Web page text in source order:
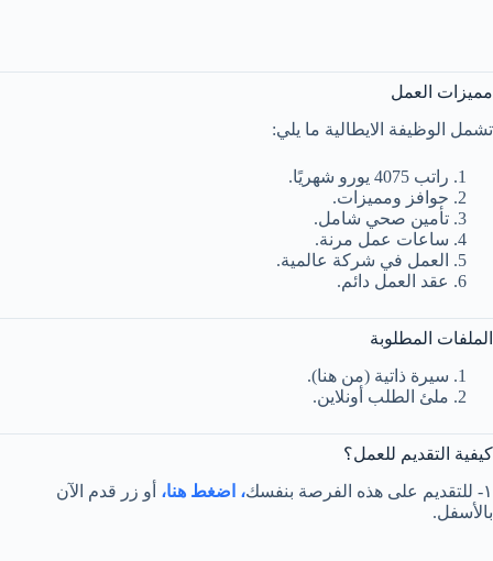
مميزات العمل
تشمل الوظيفة الايطالية ما يلي:
راتب 4075 يورو شهريًا.
حوافز ومميزات.
تأمين صحي شامل.
ساعات عمل مرنة.
العمل في شركة عالمية.
عقد العمل دائم.
الملفات المطلوبة
سيرة ذاتية (من هنا).
ملئ الطلب أونلاين.
كيفية التقديم للعمل؟
١- للتقديم على هذه الفرصة بنفسك
، اضغط هنا، أو زر قدم الآن
بالأسفل.